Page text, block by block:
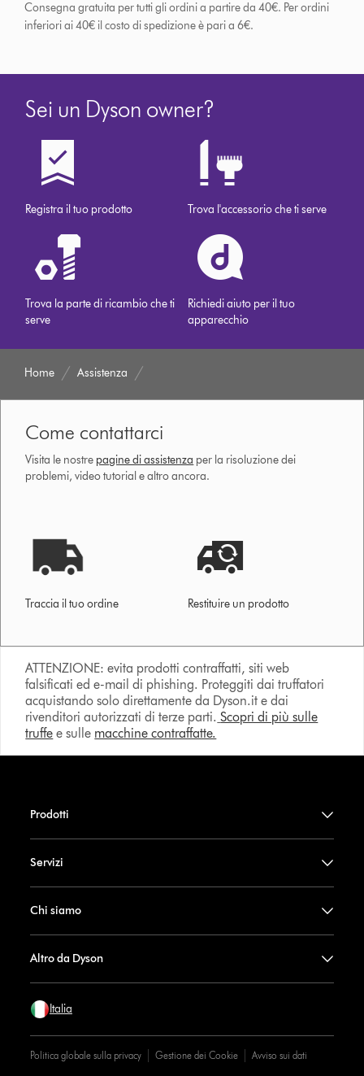
Consegna gratuita per tutti gli ordini a partire da 40€. Per ordini
inferiori ai 40€ il costo di spedizione è pari a 6€.
Sei un Dyson owner?
Registra il tuo prodotto Trova l'accessorio che ti serve
Trova la parte di ricambio che ti
serve
Richiedi aiuto per il tuo
apparecchio
Home Assistenza
Come contattarci
Visita le nostre pagine di assistenza per la risoluzione dei
problemi, video tutorial e altro ancora.
Traccia il tuo ordine Restituire un prodotto
ATTENZIONE: evita prodotti contraffatti, siti web
falsificati ed e-mail di phishing. Proteggiti dai truffatori
acquistando solo direttamente da Dyson.it e dai
rivenditori autorizzati di terze parti. Scopri di più sulle
truffe e sulle macchine contraffatte.
Prodotti
Servizi
Chi siamo
Altro da Dyson
Italia
Politica globale sulla privacy Gestione dei Cookie Avviso sui dati